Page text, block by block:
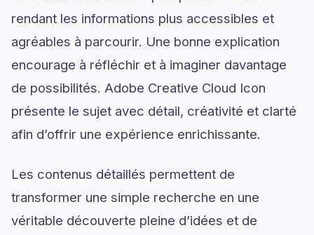
rendant les informations plus accessibles et
agréables à parcourir. Une bonne explication
encourage à réfléchir et à imaginer davantage
de possibilités. Adobe Creative Cloud Icon
présente le sujet avec détail, créativité et clarté
afin d’offrir une expérience enrichissante.
Les contenus détaillés permettent de
transformer une simple recherche en une
véritable découverte pleine d’idées et de